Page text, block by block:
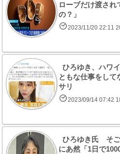
ローブだけ渡され
の？」
2023/11/20 22:11
ひろゆき、ハワ
ともな仕事をして
サリ
2023/09/14 07:42
ひろゆき氏 そご
にあ然「1日で